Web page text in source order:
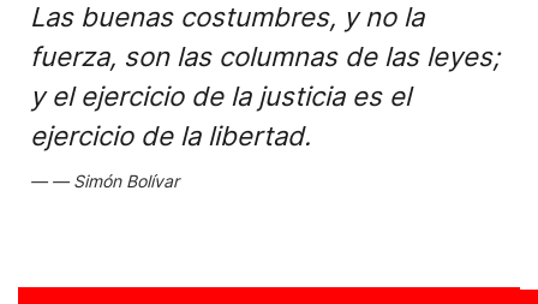
Las buenas costumbres, y no la
fuerza, son las columnas de las leyes;
y el ejercicio de la justicia es el
ejercicio de la libertad.
Simón Bolívar